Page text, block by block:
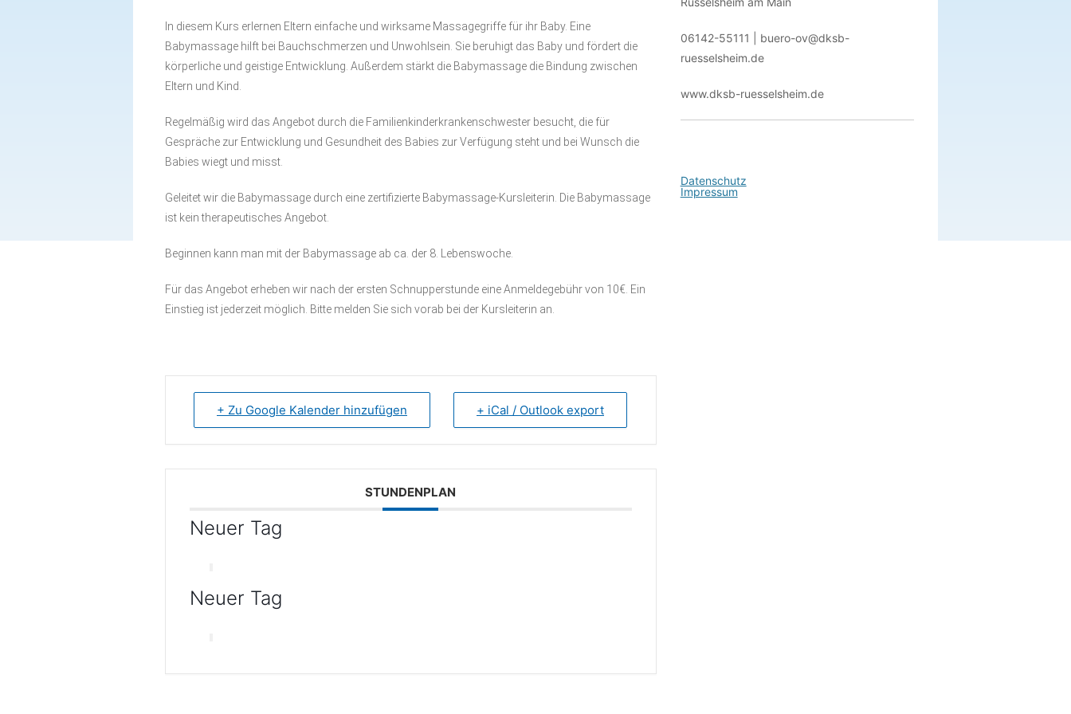
Spielkreis
Drop In(klusive)
Sprechstunde
Familienkinderkrankenschwester
Sprachcafé (für Frauen)
Frauentreff
Gesammelte Infos für
In diesem Kurs erlernen Eltern einfache und wirksame Massagegriffe für ihr Baby. Eine
Babymassage hilft bei Bauchschmerzen und Unwohlsein. Sie beruhigt das Baby und fördert die
körperliche und geistige Entwicklung. Außerdem stärkt die Babymassage die Bindung zwischen
Eltern und Kind.
Regelmäßig wird das Angebot durch die Familienkinderkrankenschwester besucht, die für
Gespräche zur Entwicklung und Gesundheit des Babies zur Verfügung steht und bei Wunsch die
Babies wiegt und misst.
Geleitet wir die Babymassage durch eine zertifizierte Babymassage-Kursleiterin. Die Babymassage
ist kein therapeutisches Angebot.
Beginnen kann man mit der Babymassage ab ca. der 8. Lebenswoche.
Für das Angebot erheben wir nach der ersten Schnupperstunde eine Anmeldegebühr von 10€. Ein
Einstieg ist jederzeit möglich. Bitte melden Sie sich vorab bei der Kursleiterin an.
+ Zu Google Kalender hinzufügen + iCal / Outlook export
STUNDENPLAN
Neuer Tag
Neuer Tag
06142-55111 | buero-ov@dksb-
ruesselsheim.de
www.dksb-ruesselsheim.de
Datenschutz
Impressum